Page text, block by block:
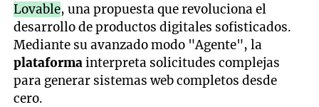
Lovable, una propuesta que revoluciona el
desarrollo de productos digitales sofisticados.
Mediante su avanzado modo "Agente", la
plataformainterpreta solicitudes complejas
para generar sistemas web completos desde
cero.